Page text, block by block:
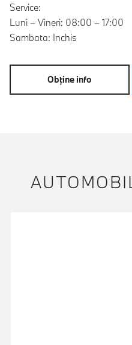
Service:
Luni – Vineri: 08:00 – 17:00
Sambata: Inchis
Obţine info